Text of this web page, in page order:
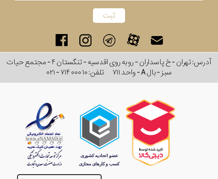
آدرس: تهران - خ پاسداران - رو به روی اقدسیه - تنگستان ۴ - مجتمع حیات
سبز - بال A - واحد ۷۱۱
تلفن:۰۲۱ - ۷۱۴ ۰۰۰ ۱۰